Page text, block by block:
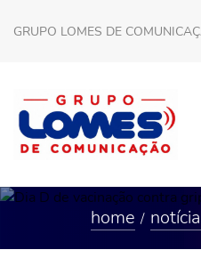
GRUPO LOMES DE
home